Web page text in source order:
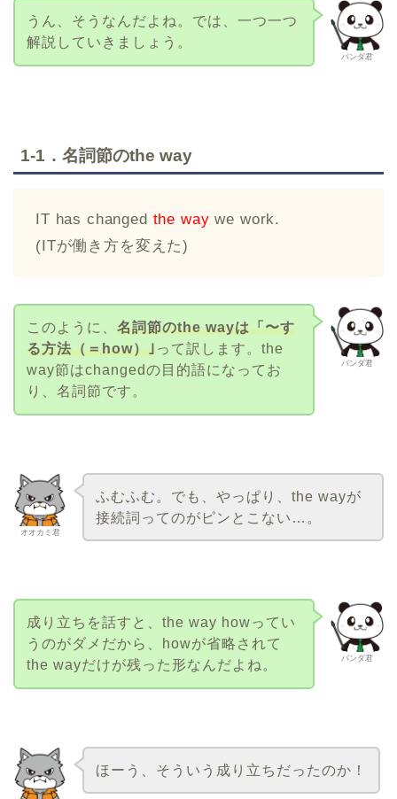
パンダ君
うん、そうなんだよね。では、一つ一つ
解説していきましょう。
1-1．名詞節のthe way
IT has changed the way we work.
(ITが働き方を変えた)
パンダ君
このように、 名詞節のthe wayは「〜す
る方法（＝how）｣ って訳します。the
way節はchangedの目的語になってお
り、名詞節です。
オオカミ君
ふむふむ。でも、やっぱり、the wayが
接続詞ってのがピンとこない…。
パンダ君
成り立ちを話すと、the way howってい
うのがダメだから、howが省略されて
the wayだけが残った形なんだよね。
ほーう、そういう成り立ちだったのか！